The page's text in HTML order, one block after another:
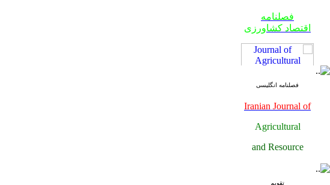
فصلنامه
اقتصاد کشاورزی
اقتصاد کشاورزی
فصلنامه انگلیسی
Iranian Journal of
Agricultural
and Resource
تقویم